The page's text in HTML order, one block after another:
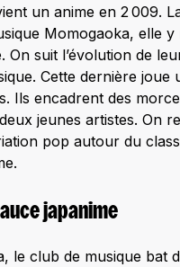
un anime en 2 009.
Momogaoka, elle
On suit l’évolution de
Cette dernière
Ils encadrent des
jeunes artistes. On
pop autour du
japanime
le club de musique bat